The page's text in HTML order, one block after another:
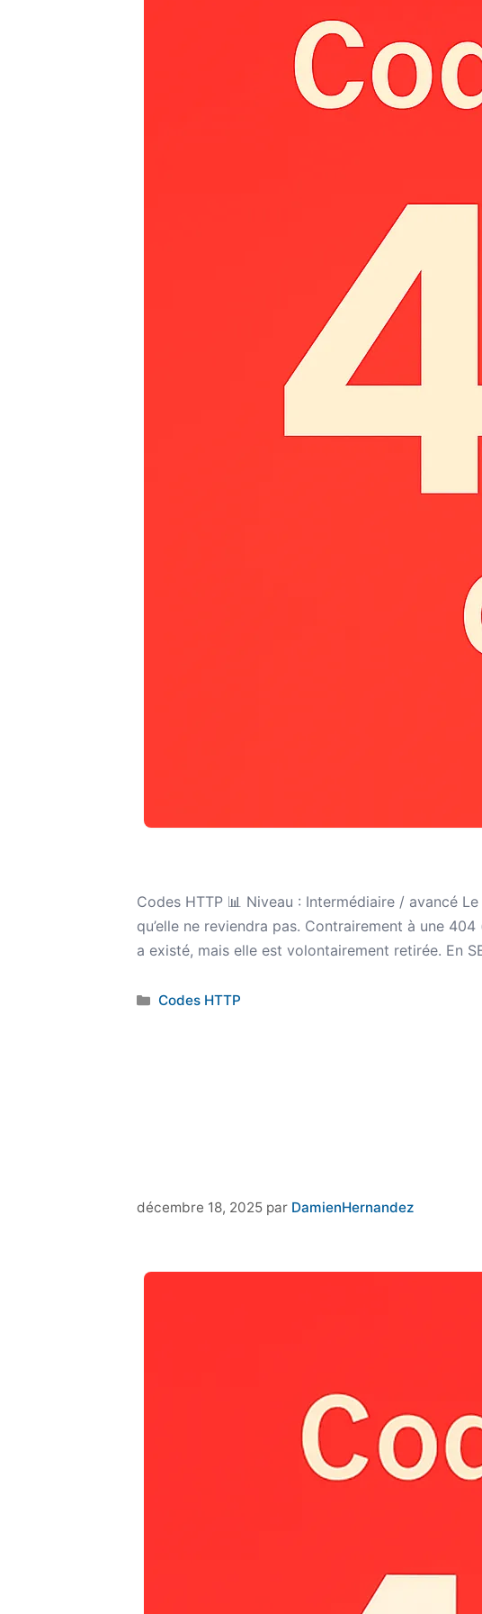
Codes HTTP 📊 Niveau : Intermédiaire / avancé
qu’elle ne reviendra pas. Contrairement à une
a existé, mais elle est volontairement retirée. En
Catégories
Codes HTTP
décembre 18, 2025 par DamienHernandez